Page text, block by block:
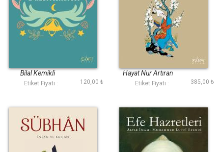
Bilal Kemikli
Etiket Fiyatı : 120,00 ₺
Tahura
Hayat Nur Artıran
Etiket Fiyatı : 385,00 ₺